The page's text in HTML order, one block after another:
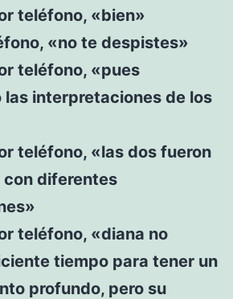
teléfono, «bien»
«no te despistes»
teléfono, «pues
interpretaciones de los
teléfono, «las dos fueron
diferentes
teléfono, «diana no
tiempo para tener un
profundo, pero su